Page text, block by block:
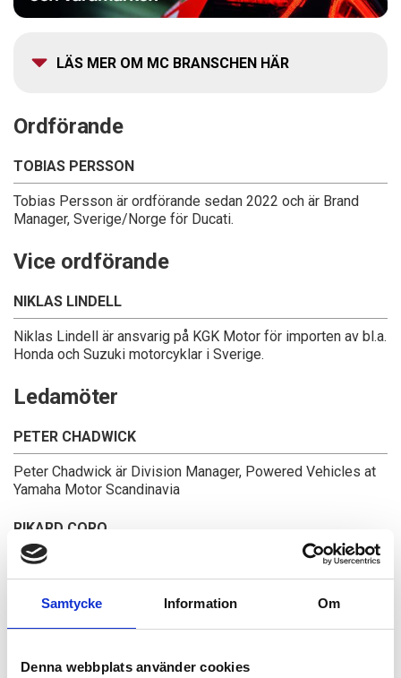
Samtycke Information Om
Denna webbplats använder cookies
LÄS MER OM MC BRANSCHEN HÄR
Ordförande
TOBIAS PERSSON
Tobias Persson är ordförande sedan 2022 och är Brand
Manager, Sverige/Norge för Ducati.
Vice ordförande
NIKLAS LINDELL
Niklas Lindell är ansvarig på KGK Motor för importen av bl.a.
Honda och Suzuki motorcyklar i Sverige.
Ledamöter
PETER CHADWICK
Peter Chadwick är Division Manager, Powered Vehicles at
Yamaha Motor Scandinavia
RIKARD CORO
VD för Triumph Motorcycles AB
NIKLAS FRISK
STEFAN KARLSSON